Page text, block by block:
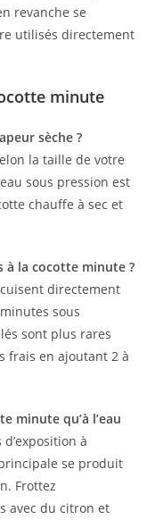
revanche se
utilisés directement
minute
sèche ?
la taille de votre
sous pression est
chauffe à sec et
à la cocotte minute ?
directement
sous
sont plus rares
frais en ajoutant 2 à
minute qu’à l’eau
à
se produit
Frottez
avec du citron et